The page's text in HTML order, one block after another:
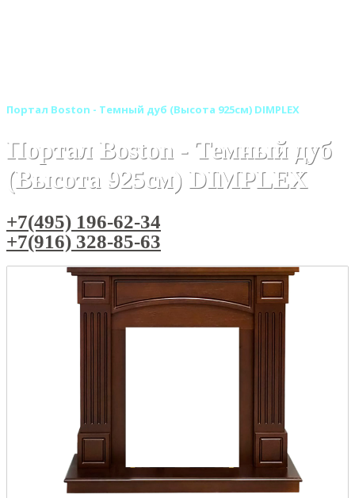
Портал Boston - Темный дуб (Высота 925см) DIMPLEX
Портал Boston - Темный дуб
(Высота 925см) DIMPLEX
+7(495) 196-62-34
+7(916) 328-85-63